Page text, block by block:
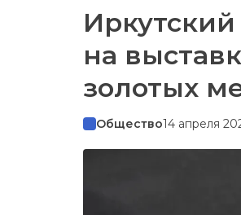
на
золотых
Общество14 апреля